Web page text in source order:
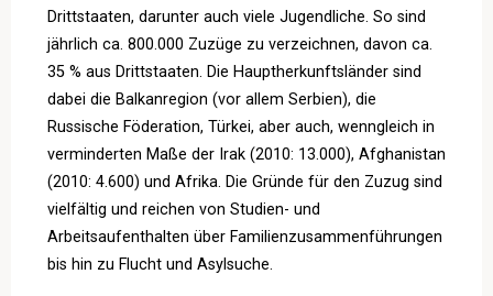
Drittstaaten, darunter auch viele Jugendliche. So sind
jährlich ca. 800.000 Zuzüge zu verzeichnen, davon ca.
35 % aus Drittstaaten. Die Hauptherkunftsländer sind
dabei die Balkanregion (vor allem Serbien), die
Russische Föderation, Türkei, aber auch, wenngleich in
verminderten Maße der Irak (2010: 13.000), Afghanistan
(2010: 4.600) und Afrika. Die Gründe für den Zuzug sind
vielfältig und reichen von Studien- und
Arbeitsaufenthalten über Familienzusammenführungen
bis hin zu Flucht und Asylsuche.